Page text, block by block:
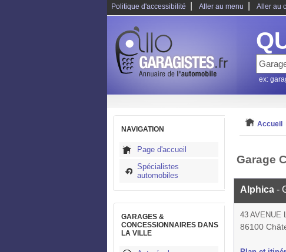
Politique d'accessibilité Aller au menu Aller au
ex:
NAVIGATION
Page d'accueil
Spécialistes
automobiles
GARAGES &
CONCESSIONNAIRES DANS
LA VILLE
Accueil
Garage
Alphica -
43 AVENUE
86100